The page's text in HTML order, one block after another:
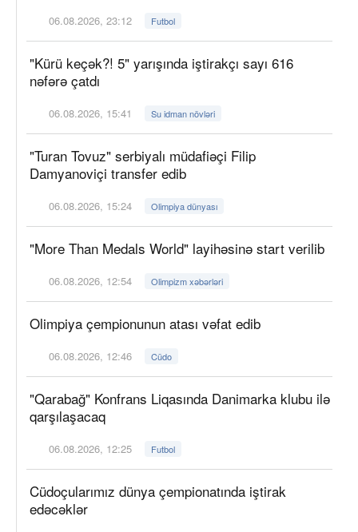
06.08.2026, 23:12 Futbol
"Kürü keçək?! 5" yarışında iştirakçı sayı 616
nəfərə çatdı
06.08.2026, 15:41 Su idman növləri
"Turan Tovuz" serbiyalı müdafiəçi Filip
Damyanoviçi transfer edib
06.08.2026, 15:24 Olimpiya dünyası
"More Than Medals World" layihəsinə start verilib
06.08.2026, 12:54 Olimpizm xəbərləri
Olimpiya çempionunun atası vəfat edib
06.08.2026, 12:46 Cüdo
"Qarabağ" Konfrans Liqasında Danimarka klubu ilə
qarşılaşacaq
06.08.2026, 12:25 Futbol
Cüdoçularımız dünya çempionatında iştirak
edəcəklər